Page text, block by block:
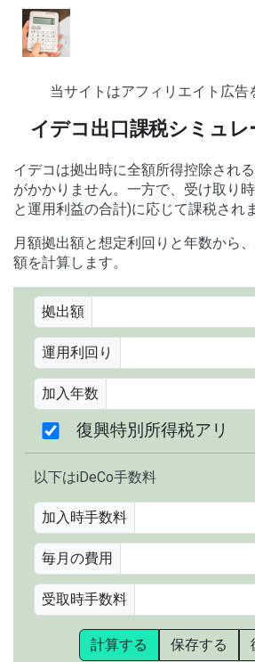
当サイトはアフィリエイト広告
イデコ出口課税シミュ
イデコは拠出時に全額所得控除され
がかかりません。一方で、受け取り
と運用利益の合計)に応じて課税され
月額拠出額と想定利回りと年数から
額を計算します。
拠出額
運用利回り
加入年数
復興特別所得税アリ
以下はiDeCo手数料
加入時手数料
毎月の費用
受取時手数料
計算する 保存する